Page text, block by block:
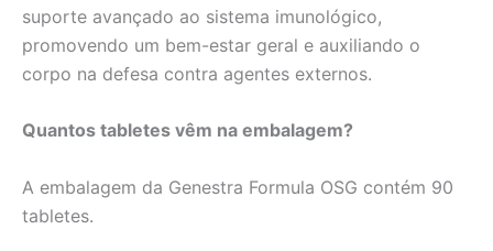
suporte avançado ao sistema imunológico,
promovendo um bem-estar geral e auxiliando o
corpo na defesa contra agentes externos.
Quantos tabletes vêm na embalagem?
A embalagem da Genestra Formula OSG contém 90
tabletes.